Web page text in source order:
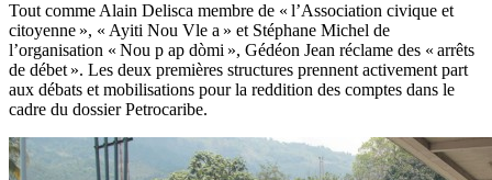
Tout comme Alain Delisca membre de « l’Association civique et
citoyenne », « Ayiti Nou Vle a » et Stéphane Michel de
l’organisation « Nou p ap dòmi », Gédéon Jean réclame des « arrêts
de débet ». Les deux premières structures prennent activement part
aux débats et mobilisations pour la reddition des comptes dans le
cadre du dossier Petrocaribe.